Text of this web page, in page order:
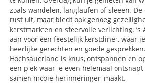
zoals wandelen, langlaufen of sleeën.
rust uit, maar biedt ook genoeg
kerstmarkten en sfeervolle verlichting. ’s
aan voor een feestelijk kerstdiner, waar
heerlijke gerechten en goede
Hochsauerland is knus, ontspannen en
een plek waar je even helemaal
samen mooie herinneringen maakt.